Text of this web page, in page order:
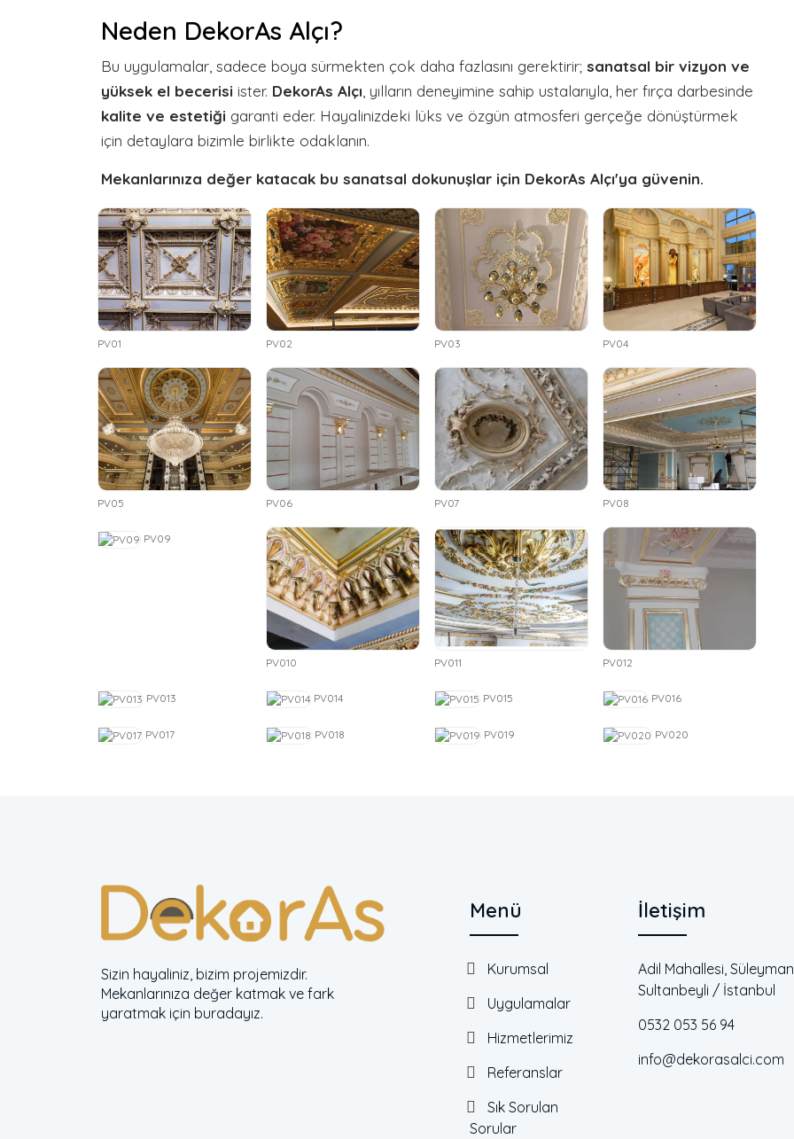
Neden DekorAs Alçı?
Bu uygulamalar, sadece boya sürmekten çok daha fazlasını gerektirir; sanatsal bir vizyon ve
yüksek el becerisi ister. DekorAs Alçı , yılların deneyimine sahip ustalarıyla, her fırça darbesinde
kalite ve estetiği garanti eder. Hayalinizdeki lüks ve özgün atmosferi gerçeğe dönüştürmek
için detaylara bizimle birlikte odaklanın.
Mekanlarınıza değer katacak bu sanatsal dokunuşlar için DekorAs Alçı'ya güvenin.
PV01 PV02 PV03 PV04
PV05 PV06 PV07 PV08
PV09
PV010 PV011 PV012
PV013 PV014 PV015 PV016
PV017 PV018 PV019 PV020
Sizin hayaliniz, bizim projemizdir.
Mekanlarınıza değer katmak ve fark
yaratmak için buradayız.
Menü
Kurumsal
Uygulamalar
Hizmetlerimiz
Referanslar
Sık Sorulan
Sorular
İletişim
Adil Mahallesi,
Sultanbeyli / İstanbul
0532 053 56 94
info@dekorasalci.com